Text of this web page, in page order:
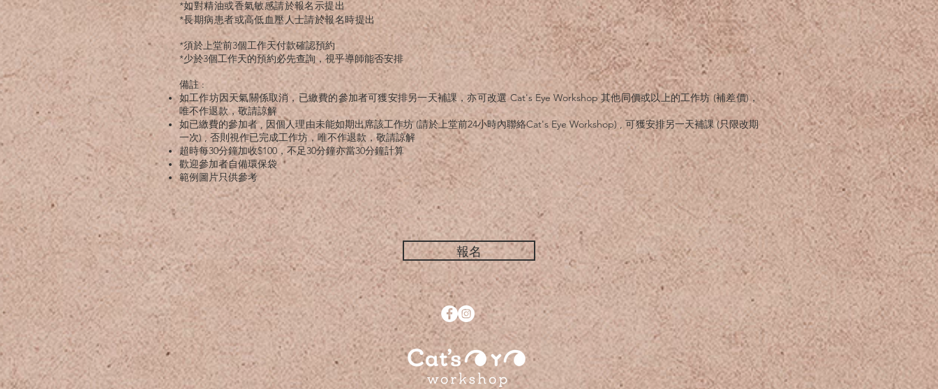
*如對精油或香氣敏感請於報名示提出
*長期病患者或高低血壓人士請於報名時提出
*須於上堂前3個工作天付款確認預約
*少於3個工作天的預約必先查詢，視乎導師能否安排
備註 :
如工作坊因天氣關係取消，已繳費的參加者可獲安排另一天補課，亦可改選 Cat's Eye Workshop 其他同價或以上的工作坊 (補差價)，
唯不作退款，敬請諒解
如已繳費的參加者 , 因個人理由未能如期出席該工作坊 (請於上堂前24小時內聯絡Cat's Eye Workshop) , 可獲安排另一天補課 (只限改期
一次) , 否則視作已完成工作坊，唯不作退款，敬請諒解
超時每30分鐘加收$100，不足30分鐘亦當30分鐘計算
歡迎參加者自備環保袋
範例圖片只供參考
報名